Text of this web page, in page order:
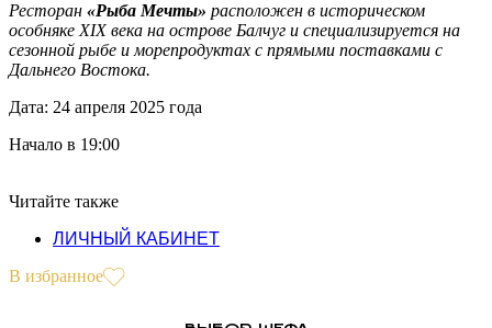
Ресторан «Рыба Мечты» расположен в историческом
особняке XIX века на острове Балчуг и специализируется на
сезонной рыбе и морепродуктах с прямыми поставками с
Дальнего Востока.
Дата: 24 апреля 2025 года
Начало в 19:00
Читайте также
ЛИЧНЫЙ КАБИНЕТ
В избранное